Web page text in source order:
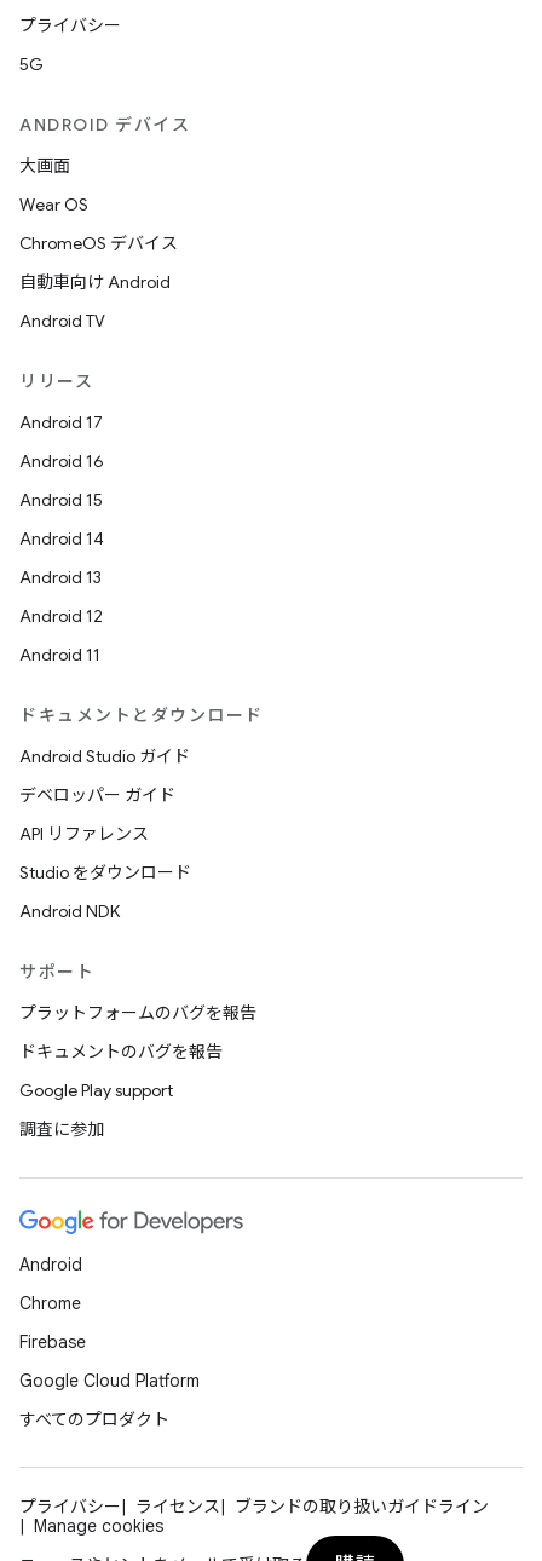
プライバシー
5G
ANDROID デバイス
大画面
Wear OS
ChromeOS デバイス
自動車向け Android
Android TV
リリース
Android 17
Android 16
Android 15
Android 14
Android 13
Android 12
Android 11
ドキュメントとダウンロード
Android Studio ガイド
デベロッパー ガイド
API リファレンス
Studio をダウンロード
Android NDK
サポート
プラットフォームのバグを報告
ドキュメントのバグを報告
Google Play support
調査に参加
Android
Chrome
Firebase
Google Cloud Platform
すべてのプロダクト
プライバシー ライセンス
ブランドの取り扱いガイドライン
Manage cookies